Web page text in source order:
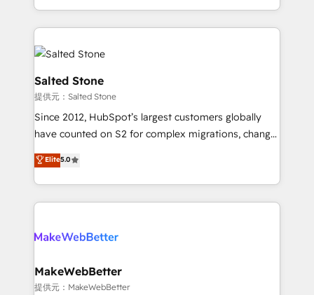
solve the right problem with the right solution. As the
only firm in the world to hold Elite Partner
Accreditations with both HubSpot and Clay, our
clients gain a unique advantage in CRM architecture,
pipeline generation, data intelligence, and go-to-
market execution. Why B2B Businesses Choose RP: -
Secure: Soc2 compliant 🛡️ - Pricing: Implementations
starting at $1,5k 💵 - Speed: Launch in 14 days ⚡ -
Scale: Fastest tiering Elite HubSpot Partner 🪴 -
technical agency for a growth problem. Hire a
Salted Stone
提供元：Salted Stone
Since 2012, HubSpot’s largest customers globally
have counted on S2 for complex migrations, change
management, systems integration, and creative
solutions that deliver measurable impact and
transform brand experiences As one of the few full-
service creative agencies in the HubSpot
winning design to build scalable, globally
marketing campaigns, & RevOps frameworks that
fuel long-term success We connect the entire
Elite5.0
MakeWebBetter
提供元：MakeWebBetter